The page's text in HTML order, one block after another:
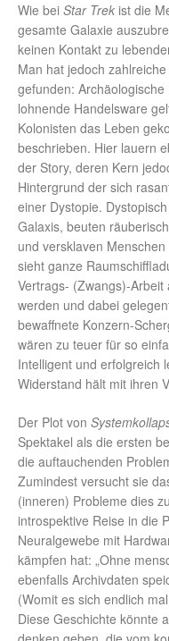
Wie bei Star Trek ist die
gesamte Galaxie
keinen Kontakt zu
Man hat jedoch
gefunden:
lohnende Handelsware
Kolonisten das Leben
beschrieben. Hier lauern
der Story, deren Kern
Hintergrund der sich
einer Dystopie.
Galaxis, beuten
und versklaven
sieht ganze
Vertrags- (Zwangs)-
werden und dabei
bewaffnete Konzern-
wären zu teuer für so
Intelligent und erfolgreich
Widerstand hält mit ihren
Der Plot von
Spektakel als die ersten
die auftauchenden
Zumindest versucht sie
(inneren) Probleme dies
introspektive Reise in die
Neuralgewebe mit
kämpfen hat: „Ohne
ebenfalls Archivdaten
(Womit es sich endlich
Diese Geschichte könnte